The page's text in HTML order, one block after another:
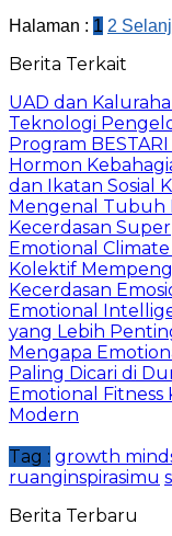
Halaman : 1 2
Berita Terkait
UAD dan
Teknologi
Program BESTARI
Hormon
dan Ikatan Sosial
Mengenal Tubuh
Kecerdasan Super
Emotional Climate
Kolektif
Kecerdasan
Emotional
yang Lebih
Mengapa
Paling Dicari di
Emotional Fitness
Modern
Tag : growth
ruanginspirasimu
Berita Terbaru